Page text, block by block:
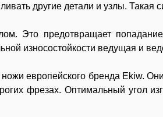
другие детали и узлы. Такая
Это предотвращает
износостойкости ведущая и
европейского бренда Ekiw.
фрезах. Оптимальный угол